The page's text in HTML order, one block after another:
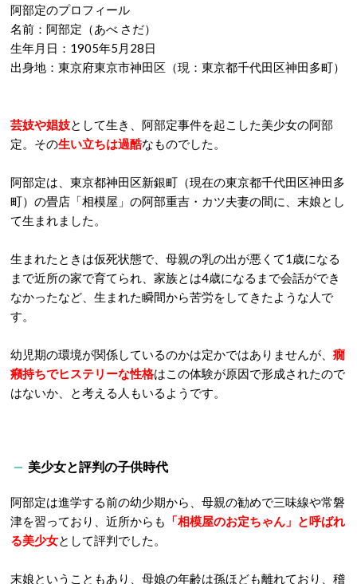
阿部定のプロフィール
名前：阿部定（あべ さだ）
生年月日：1905年5月28日
出身地：東京府東京市神田区（現：東京都千代田区神田多町）
芸妓や娼妓として生き、阿部定事件を起こした美少女の阿部
定。その生い立ちは過酷なものでした。
阿部定は、東京都神田区新銀町（現在の東京都千代田区神田多
町）の畳店「相模屋」の阿部重吉・カツ夫妻の間に、末娘とし
て生まれました。
生まれたときは仮死状態で、母親の乳の出が悪くて1歳になる
まで近所の家で育てられ、家族とは4歳になるまで会話ができ
なかったなど、生まれた瞬間から苦労をしてきたような人で
す。
幼児期の環境が関係しているのかは定かではありませんが、 癇
癪持ちでヒステリーな性格はこの体験が原因で形成されたので
はないか、と考える人もいるようです。
美少女と評判の子供時代
阿部定は進学する前の幼少期から、母親の勧めで三味線や常磐
津を習っており、近所からも
「相模屋のお定ちゃん」と呼ばれ
る美少女として評判でした。
末娘ということもあり、母娘の年齢は孫ほども離れており、稽